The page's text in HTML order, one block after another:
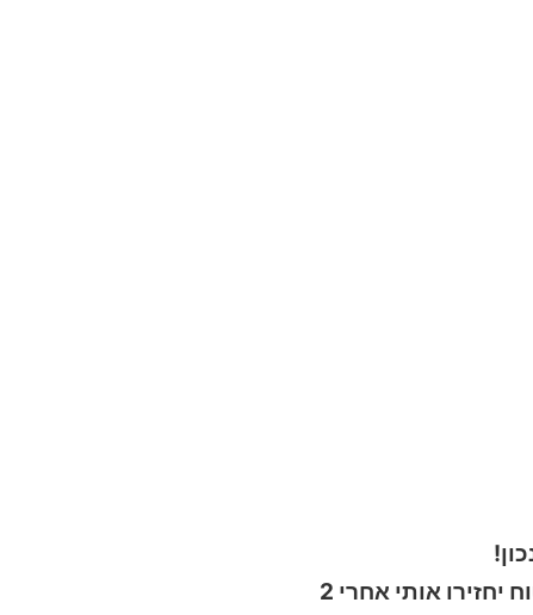
כרטיס ברכה עם משפט מצחיק – אבא תודה שתמיד עודדת אותי שאם אי פעם יחטפו אותי, בטוח יחזירו אותי אחרי 2